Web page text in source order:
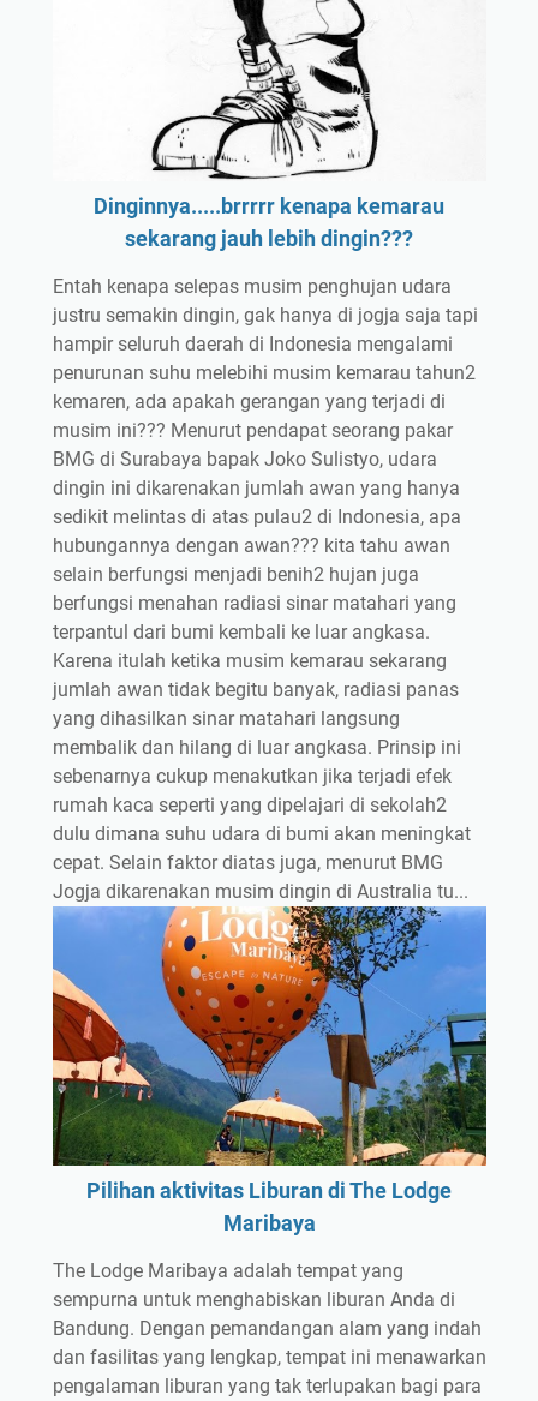
Dinginnya.....brrrrr kenapa kemarau
sekarang jauh lebih dingin???
Entah kenapa selepas musim penghujan udara
justru semakin dingin, gak hanya di jogja saja tapi
hampir seluruh daerah di Indonesia mengalami
penurunan suhu melebihi musim kemarau tahun2
kemaren, ada apakah gerangan yang terjadi di
musim ini??? Menurut pendapat seorang pakar
BMG di Surabaya bapak Joko Sulistyo, udara
dingin ini dikarenakan jumlah awan yang hanya
sedikit melintas di atas pulau2 di Indonesia, apa
hubungannya dengan awan??? kita tahu awan
selain berfungsi menjadi benih2 hujan juga
berfungsi menahan radiasi sinar matahari yang
terpantul dari bumi kembali ke luar angkasa.
Karena itulah ketika musim kemarau sekarang
jumlah awan tidak begitu banyak, radiasi panas
yang dihasilkan sinar matahari langsung
membalik dan hilang di luar angkasa. Prinsip ini
sebenarnya cukup menakutkan jika terjadi efek
rumah kaca seperti yang dipelajari di sekolah2
dulu dimana suhu udara di bumi akan meningkat
cepat. Selain faktor diatas juga, menurut BMG
Jogja dikarenakan musim dingin di Australia tu...
Pilihan aktivitas Liburan di The Lodge
Maribaya
The Lodge Maribaya adalah tempat yang
sempurna untuk menghabiskan liburan Anda di
Bandung. Dengan pemandangan alam yang indah
dan fasilitas yang lengkap, tempat ini menawarkan
pengalaman liburan yang tak terlupakan bagi para